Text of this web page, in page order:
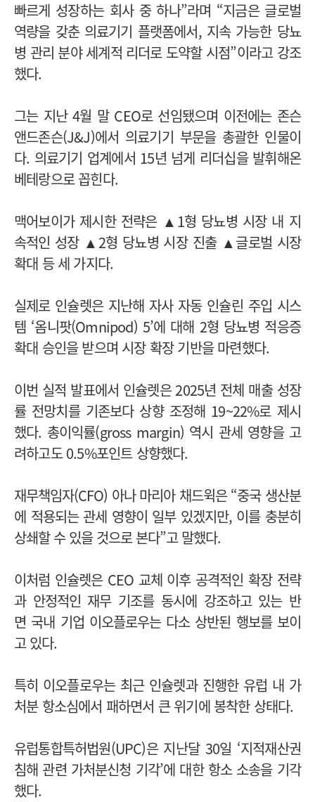
빠르게 성장하는 회사 중 하나”라며 “지금은 글로벌
역량을 갖춘 의료기기 플랫폼에서, 지속 가능한 당뇨
병 관리 분야 세계적 리더로 도약할 시점”이라고 강조
했다.
그는 지난 4월 말 CEO로 선임됐으며 이전에는 존슨
앤드존슨(J&J)에서 의료기기 부문을 총괄한 인물이
다. 의료기기 업계에서 15년 넘게 리더십을 발휘해온
베테랑으로 꼽힌다.
맥어보이가 제시한 전략은 ▲1형 당뇨병 시장 내 지
속적인 성장 ▲2형 당뇨병 시장 진출 ▲글로벌 시장
확대 등 세 가지다.
실제로 인슐렛은 지난해 자사 자동 인슐린 주입 시스
템 ‘옴니팟(Omnipod) 5’에 대해 2형 당뇨병 적응증
확대 승인을 받으며 시장 확장 기반을 마련했다.
이번 실적 발표에서 인슐렛은 2025년 전체 매출 성장
률 전망치를 기존보다 상향 조정해 19~22%로 제시
했다. 총이익률(gross margin) 역시 관세 영향을 고
려하고도 0.5%포인트 상향했다.
재무책임자(CFO) 아나 마리아 채드윅은 “중국 생산분
에 적용되는 관세 영향이 일부 있겠지만, 이를 충분히
상쇄할 수 있을 것으로 본다”고 말했다.
이처럼 인슐렛은 CEO 교체 이후 공격적인 확장 전략
과 안정적인 재무 기조를 동시에 강조하고 있는 반
면 국내 기업 이오플로우는 다소 상반된 행보를 보이
고 있다.
특히 이오플로우는 최근 인슐렛과 진행한 유럽 내 가
처분 항소심에서 패하면서 큰 위기에 봉착한 상태다.
유럽통합특허법원(UPC)은 지난달 30일 ‘지적재산권
침해 관련 가처분신청 기각’에 대한 항소 소송을 기각
했다.